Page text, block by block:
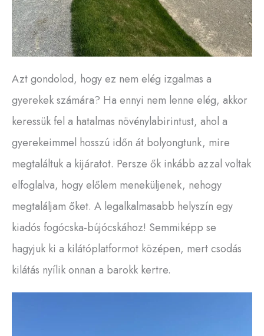
Azt gondolod, hogy ez nem elég izgalmas a
gyerekek számára? Ha ennyi nem lenne elég, akkor
keressük fel a hatalmas növénylabirintust, ahol a
gyerekeimmel hosszú időn át bolyongtunk, mire
megtaláltuk a kijáratot. Persze ők inkább azzal voltak
elfoglalva, hogy előlem meneküljenek, nehogy
megtaláljam őket. A legalkalmasabb helyszín egy
kiadós fogócska-bújócskához! Semmiképp se
hagyjuk ki a kilátóplatformot középen, mert csodás
kilátás nyílik onnan a barokk kertre.